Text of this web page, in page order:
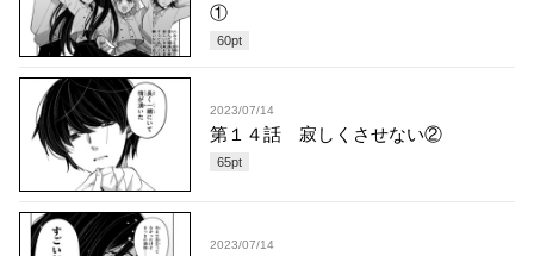
①
60pt
2023/07/14
第１４話 寂しくさせない②
65pt
2023/07/14